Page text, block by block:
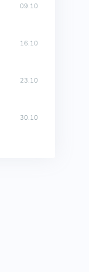
09.10
16.10
23.10
30.10